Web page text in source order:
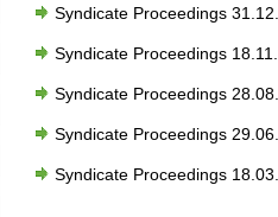
Syndicate Proceedings
Syndicate Proceedings
Syndicate Proceedings
Syndicate Proceedings
Syndicate Proceedings